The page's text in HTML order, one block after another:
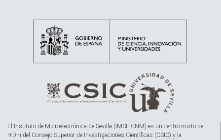
El Instituto de Microelectrónica de Sevilla (IMSE-CNM) es un centro mixto de
I+D+i del Consejo Superior de Investigaciones Científicas (CSIC) y la